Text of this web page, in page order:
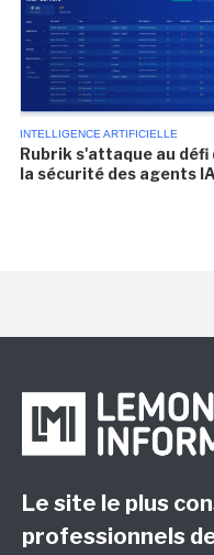
INTELLIGENCE ARTIFICIELLE
Rubrik s'attaque au défi
la sécurité des agents IA
Le site le plus
professionnels